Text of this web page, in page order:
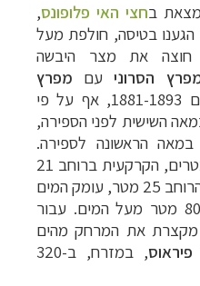
בחצי האי פלופונס,
הגענו בטיסה, חולפת מעל
את מצר היבשה
הסרוניעם מפרץ
. היא נכרתה בשנים 1881-1893, אף על פי
השישית לפני הספירה,
במאה הראשונה לספירה.
אורכה של התעלה 6.3 קילומטרים, הקרקעית ברוחב 21
מטרים, ואילו בגובה פני הים הרוחב 25 מטר, עומק המים
8 מטר והדפנות מתנשאות 80 מטר מעל המים. עבור
את המרחק מהים
פיראוס
, במזרח, ב-320